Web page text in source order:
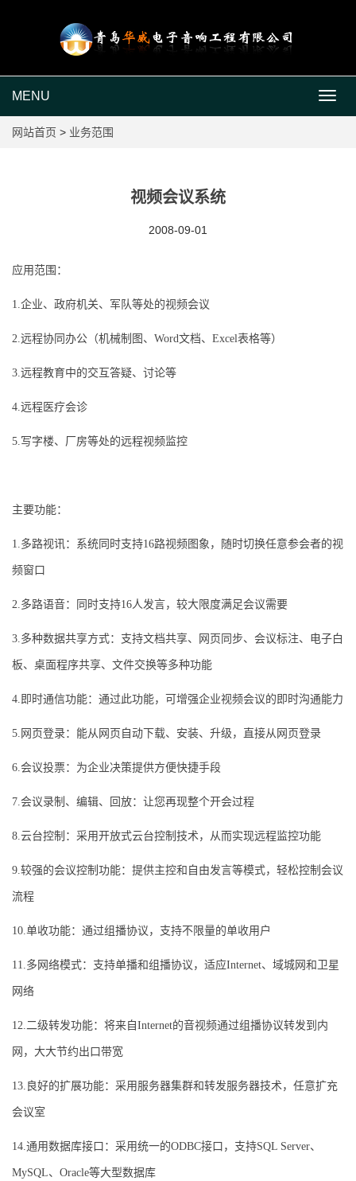
MENU
网站首页 > 业务范围
视频会议系统
2008-09-01
应用范围：
1.企业、政府机关、军队等处的视频会议
2.远程协同办公（机械制图、Word文档、Excel表格等）
3.远程教育中的交互答疑、讨论等
4.远程医疗会诊
5.写字楼、厂房等处的远程视频监控
主要功能：
1.多路视讯：系统同时支持16路视频图象，随时切换任意参会者的视
频窗口
2.多路语音：同时支持16人发言，较大限度满足会议需要
3.多种数据共享方式：支持文档共享、网页同步、会议标注、电子白
板、桌面程序共享、文件交换等多种功能
4.即时通信功能：通过此功能，可增强企业视频会议的即时沟通能力
5.网页登录：能从网页自动下载、安装、升级，直接从网页登录
6.会议投票：为企业决策提供方便快捷手段
7.会议录制、编辑、回放：让您再现整个开会过程
8.云台控制：采用开放式云台控制技术，从而实现远程监控功能
9.较强的会议控制功能：提供主控和自由发言等模式，轻松控制会议
流程
10.单收功能：通过组播协议，支持不限量的单收用户
11.多网络模式：支持单播和组播协议，适应Internet、域城网和卫星
网络
12.二级转发功能：将来自Internet的音视频通过组播协议转发到内
网，大大节约出口带宽
13.良好的扩展功能：采用服务器集群和转发服务器技术，任意扩充
会议室
14.通用数据库接口：采用统一的ODBC接口，支持SQL Server、
MySQL、Oracle等大型数据库